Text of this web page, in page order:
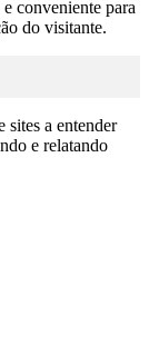
conveniente para
do visitante.
sites a entender
e relatando